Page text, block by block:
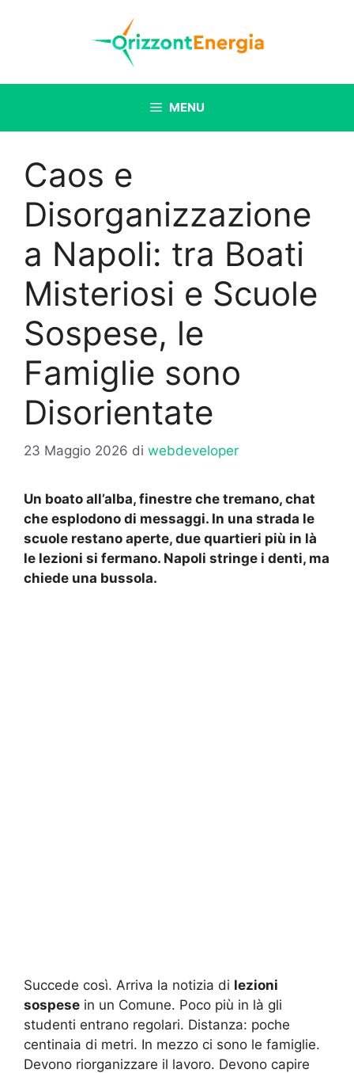
MENU
Caos e
Disorganizzazione
a Napoli: tra Boati
Misteriosi e Scuole
Sospese, le
Famiglie sono
Disorientate
23 Maggio 2026 di webdeveloper
Un boato all’alba, finestre che tremano, chat
che esplodono di messaggi. In una strada le
scuole restano aperte, due quartieri più in là
le lezioni si fermano. Napoli stringe i denti, ma
chiede una bussola.
Succede così. Arriva la notizia di lezioni
sospese in un Comune. Poco più in là gli
studenti entrano regolari. Distanza: poche
centinaia di metri. In mezzo ci sono le famiglie.
Devono riorganizzare il lavoro. Devono capire